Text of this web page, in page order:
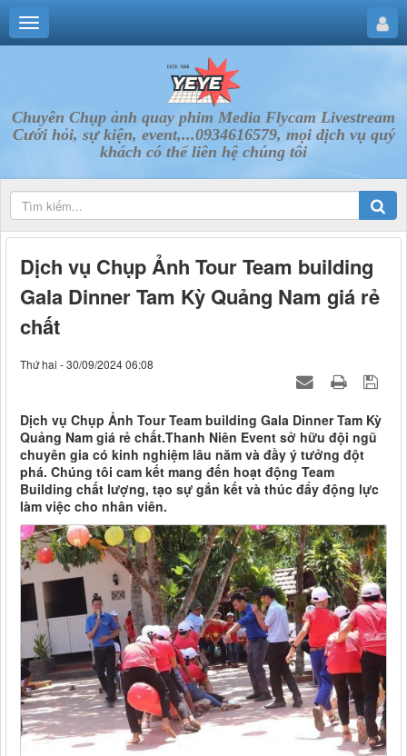
Chuyên Chụp ảnh quay phim Media Flycam Livestream
Cưới hỏi, sự kiện, event,...0934616579, mọi dịch vụ quý
khách có thể liên hệ chúng tôi
Dịch vụ Chụp Ảnh Tour Team building
Gala Dinner Tam Kỳ Quảng Nam giá rẻ
chất
Thứ hai - 30/09/2024 06:08
Dịch vụ Chụp Ảnh Tour Team building Gala Dinner Tam Kỳ
Quảng Nam giá rẻ chất.Thanh Niên Event sở hữu đội ngũ
chuyên gia có kinh nghiệm lâu năm và đầy ý tưởng đột
phá. Chúng tôi cam kết mang đến hoạt động Team
Building chất lượng, tạo sự gắn kết và thúc đẩy động lực
làm việc cho nhân viên.